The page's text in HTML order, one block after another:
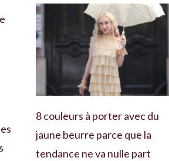
8 couleurs à porter avec du
jaune beurre parce que la
tendance ne va nulle part